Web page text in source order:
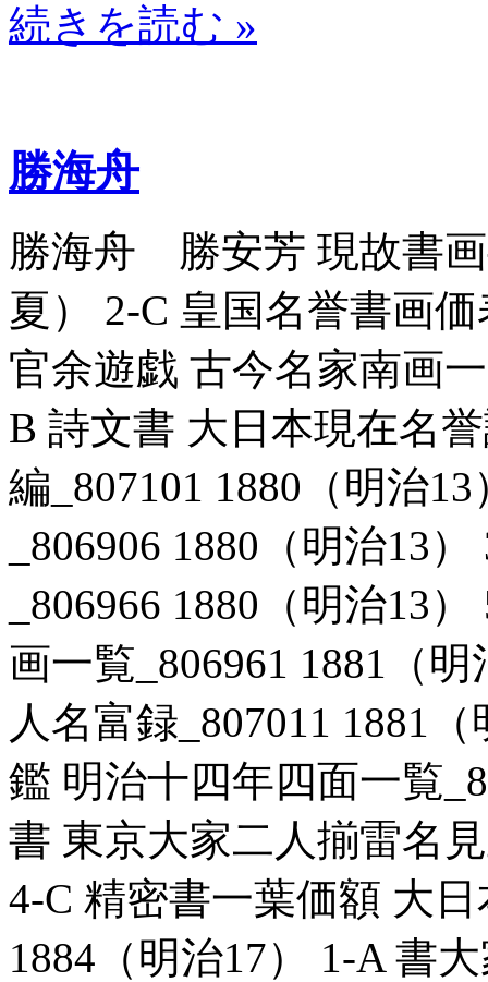
続きを読む »
勝海舟
勝海舟 勝安芳 現故書画
夏） 2-C 皇国名誉書画
官余遊戯 古今名家南画
B 詩文書 大日本現在名
編_807101 1880（明治
_806906 1880（明治13
_806966 1880（明治13
画一覧_806961 1881（
人名富録_807011 1881
鑑 明治十四年四面一覧
書 東京大家二人揃雷名
4-C 精密書一葉価額 大
1884（明治17） 1-A 書